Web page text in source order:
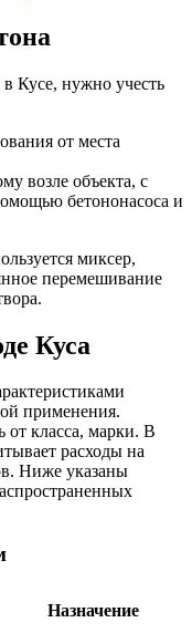
в Кусе, нужно учесть
от места
возле объекта, с
бетононасоса и
миксер,
перемешивание
Куса
применения.
от класса, марки. В
расходы на
Ниже указаны
Назначение